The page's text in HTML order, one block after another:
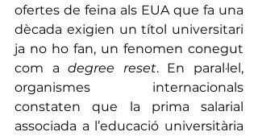
ofertes de feina als EUA que fa una
dècada exigien un títol universitari
ja no ho fan, un fenomen conegut
com a degree reset. En paral·lel,
organismes internacionals
constaten que la prima salarial
associada a l’educació universitària